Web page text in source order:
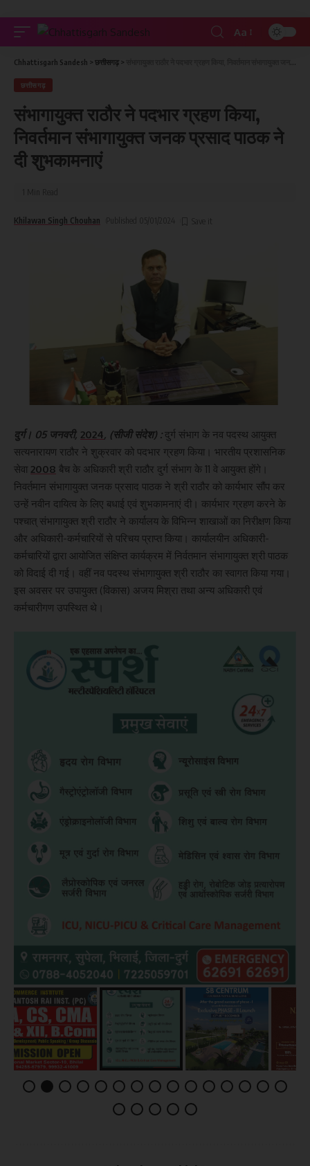
Aa
Chhattisgarh Sandesh > छत्तीसगढ़ >
छत्तीसगढ़
संभागायुक्त राठौर ने पदभार ग्रहण किया,
निवर्तमान संभागायुक्त जनक प्रसाद पाठक ने
दी शुभकामनाएं
Khilawan Singh Chouhan
दुर्ग। 05 जनवरी, 2024, (सीजी संदेश) :दुर्ग संभाग के नव पदस्थ आयुक्त
सत्यनारायण राठौर ने शुक्रवार को पदभार ग्रहण किया। भारतीय प्रशासनिक
सेवा 2008 बैच के अधिकारी श्री राठौर दुर्ग संभाग के 11 वे आयुक्त होंगे।
निवर्तमान संभागायुक्त जनक प्रसाद पाठक ने श्री राठौर को कार्यभार सौंप कर
उन्हें नवीन दायित्व के लिए बधाई एवं शुभकामनाएं दी। कार्यभार ग्रहण करने के
पश्चात् संभागायुक्त श्री राठौर ने कार्यालय के विभिन्न शाखाओं का निरीक्षण किया
और अधिकारी-कर्मचारियों से परिचय प्राप्त किया। कार्यालयीन अधिकारी-
कर्मचारियों द्वारा आयोजित संक्षिप्त कार्यक्रम में निर्वतमान संभागायुक्त श्री पाठक
को विदाई दी गई। वहीं नव पदस्थ संभागायुक्त श्री राठौर का स्वागत किया गया।
इस अवसर पर उपायुक्त (विकास) अजय मिश्रा तथा अन्य अधिकारी एवं
कर्मचारीगण उपस्थित थे।